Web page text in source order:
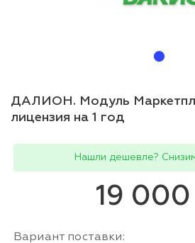
ДАЛИОН. Модуль
лицензия на 1 год
Нашли дешевле?
19 000
Вариант поставки: